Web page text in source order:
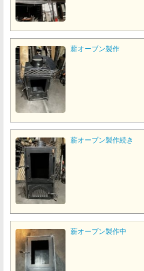
薪オーブン製作
薪オーブン製作続き
薪オーブン製作中